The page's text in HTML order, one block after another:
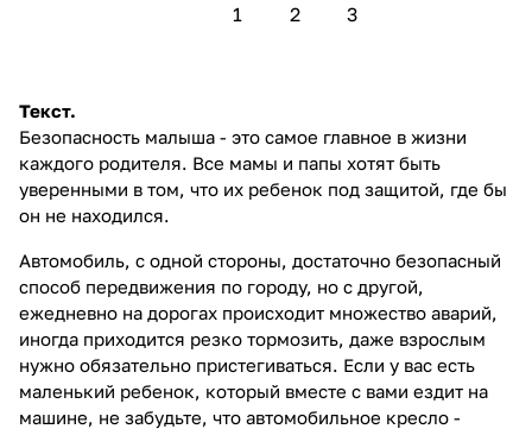
1 2 3
Текст.
Безопасность малыша - это самое главное в жизни
каждого родителя. Все мамы и папы хотят быть
уверенными в том, что их ребенок под защитой, где бы
он не находился.
Автомобиль, с одной стороны, достаточно безопасный
способ передвижения по городу, но с другой,
ежедневно на дорогах происходит множество аварий,
иногда приходится резко тормозить, даже взрослым
нужно обязательно пристегиваться. Если у вас есть
маленький ребенок, который вместе с вами ездит на
машине, не забудьте, что автомобильное кресло -